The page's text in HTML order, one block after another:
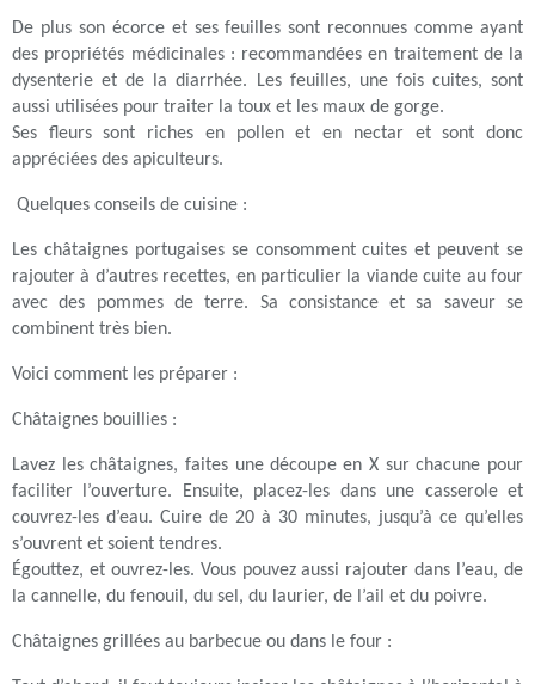
De plus son écorce et ses feuilles sont reconnues comme ayant
des propriétés médicinales : recommandées en traitement de la
dysenterie et de la diarrhée. Les feuilles, une fois cuites, sont
aussi utilisées pour traiter la toux et les maux de gorge.
Ses fleurs sont riches en pollen et en nectar et sont donc
appréciées des apiculteurs.
Quelques conseils de cuisine :
Les châtaignes portugaises se consomment cuites et peuvent se
rajouter à d’autres recettes, en particulier la viande cuite au four
avec des pommes de terre. Sa consistance et sa saveur se
combinent très bien.
Voici comment les préparer :
Châtaignes bouillies :
Lavez les châtaignes, faites une découpe en X sur chacune pour
faciliter l’ouverture. Ensuite, placez-les dans une casserole et
couvrez-les d’eau. Cuire de 20 à 30 minutes, jusqu’à ce qu’elles
s’ouvrent et soient tendres.
Égouttez, et ouvrez-les. Vous pouvez aussi rajouter dans l’eau, de
la cannelle, du fenouil, du sel, du laurier, de l’ail et du poivre.
Châtaignes grillées au barbecue ou dans le four :